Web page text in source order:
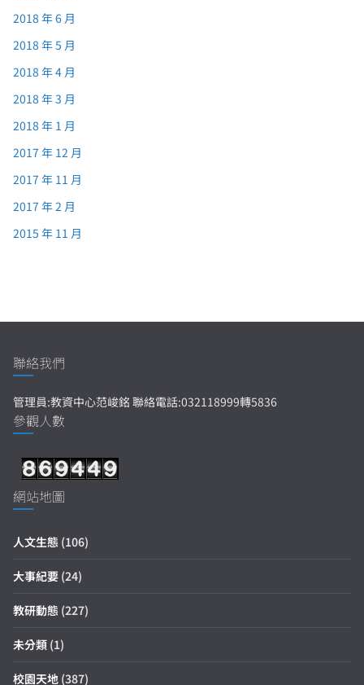
2018 年 6 月
2018 年 5 月
2018 年 4 月
2018 年 3 月
2018 年 1 月
2017 年 12 月
2017 年 11 月
2017 年 2 月
2015 年 11 月
聯絡我們
管理員:教資中心范峻銘 聯絡電話:032118999轉5836
參觀人數
網站地圖
人文生態 (106)
大事紀要 (24)
教研動態 (227)
未分類 (1)
校園天地 (387)